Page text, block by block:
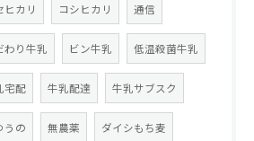
ヒカリ コシヒカリ 通信
わり牛乳 ビン牛乳 低温殺菌牛乳
宅配 牛乳配達 牛乳サブスク
うの 無農薬 ダイシもち麦